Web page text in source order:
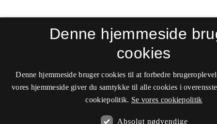
Denne hjemmeside
cookies
Denne hjemmeside bruger cookies til at forbedre
vores hjemmeside giver du samtykke til alle cookies i
cookiepolitik. Se vores cookiepolitik
Absolut nødvendige